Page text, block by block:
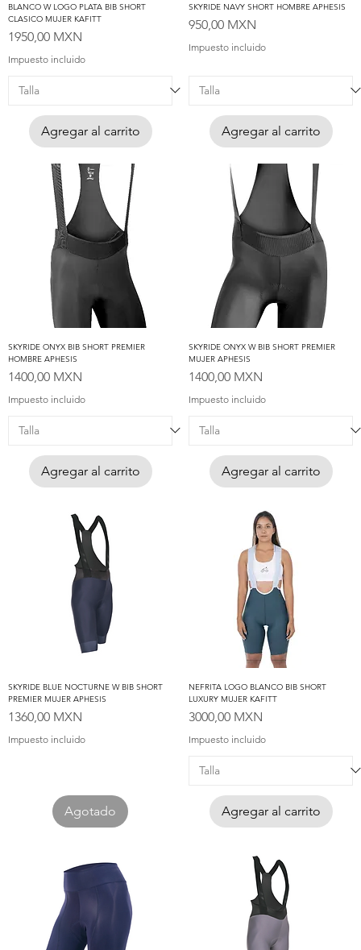
BLANCO W LOGO PLATA BIB SHORT
CLASICO MUJER KAFITT
Precio
1950,00 MXN
Impuesto incluido
Agregar al carrito
SKYRIDE NAVY SHORT HOMBRE APHESIS
Precio
950,00 MXN
Impuesto incluido
Agregar al carrito
SKYRIDE ONYX BIB SHORT PREMIER
HOMBRE APHESIS
Precio
1400,00 MXN
Impuesto incluido
Agregar al carrito
SKYRIDE ONYX W BIB SHORT PREMIER
MUJER APHESIS
Precio
1400,00 MXN
Impuesto incluido
Agregar al carrito
SKYRIDE BLUE NOCTURNE W BIB SHORT
PREMIER MUJER APHESIS
Precio
1360,00 MXN
Impuesto incluido
Agotado
NEFRITA LOGO BLANCO BIB SHORT
LUXURY MUJER KAFITT
Precio
3000,00 MXN
Impuesto incluido
Agregar al carrito